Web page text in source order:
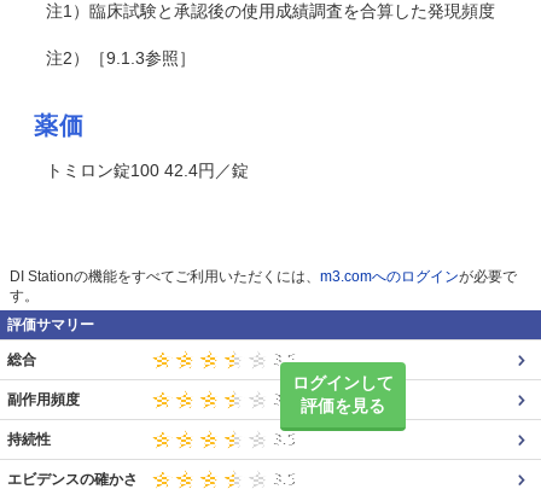
注1）臨床試験と承認後の使用成績調査を合算した発現頻度
注2）［9.1.3参照］
薬価
トミロン錠100 42.4円／錠
DI Stationの機能をすべてご利用いただくには、 m3.comへのログインが必要で
す。
評価サマリー
ログインして
評価を見る
総合
副作用頻度
持続性
エビデンスの確かさ